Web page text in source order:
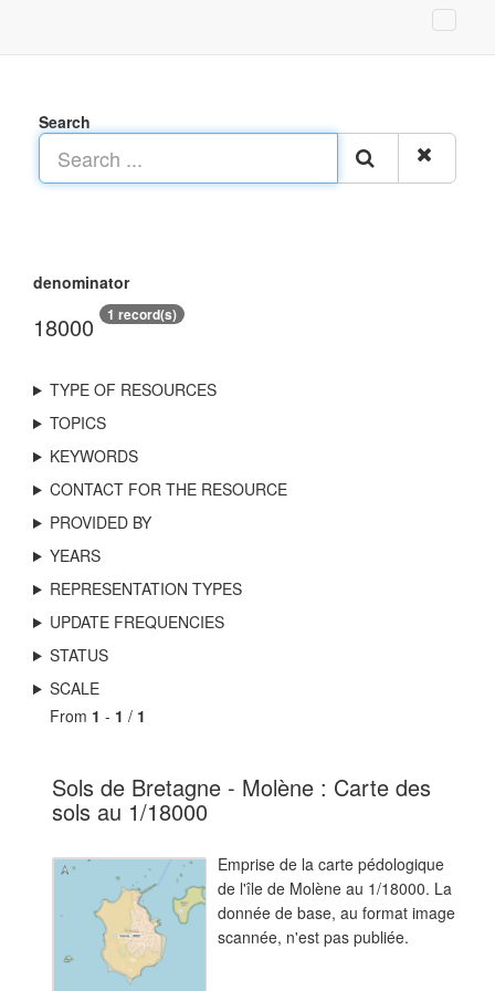
Search
denominator
18000 1 record(s)
TYPE OF RESOURCES
TOPICS
KEYWORDS
CONTACT FOR THE RESOURCE
PROVIDED BY
YEARS
REPRESENTATION TYPES
UPDATE FREQUENCIES
STATUS
SCALE
From 1 - 1 / 1
Sols de Bretagne - Molène : Carte des
sols au 1/18000
Emprise de la carte pédologique
de l'île de Molène au 1/18000. La
donnée de base, au format image
scannée, n'est pas publiée.